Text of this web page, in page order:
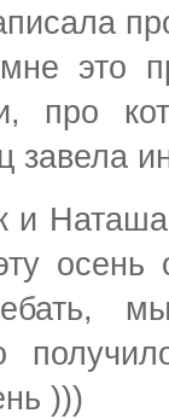
мне это
про
завела
и
)))